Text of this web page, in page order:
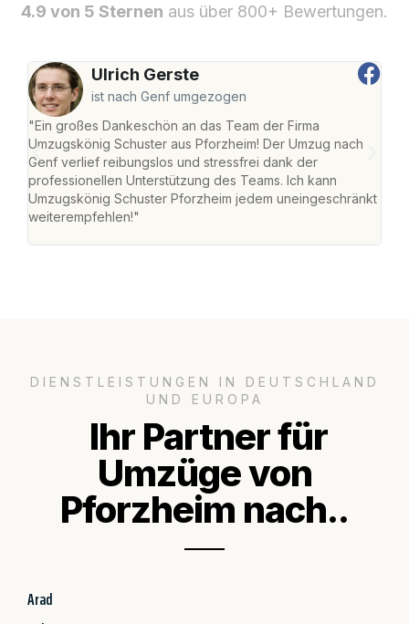
4.9 von 5 Sternen aus über 800+ Bewertungen.
Ulrich Gerste
ist nach Genf umgezogen
"Ein großes Dankeschön an das Team der Firma
Umzugskönig Schuster aus Pforzheim! Der Umzug nach
Genf verlief reibungslos und stressfrei dank der
professionellen Unterstützung des Teams. Ich kann
Umzugskönig Schuster Pforzheim jedem uneingeschränkt
weiterempfehlen!"
DIENSTLEISTUNGEN IN DEUTSCHLAND
UND EUROPA
Ihr Partner für
Umzüge von
Pforzheim nach..
Arad